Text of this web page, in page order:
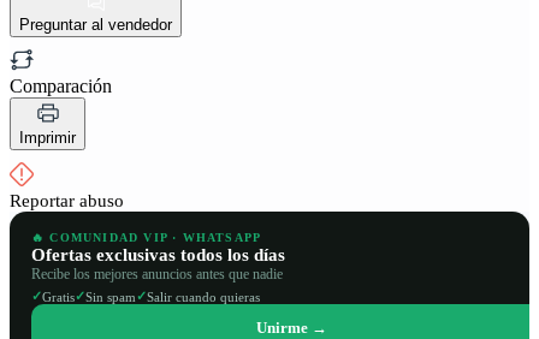
Preguntar al vendedor
Comparación
Imprimir
Reportar abuso
🔥 COMUNIDAD VIP · WHATSAPP
Ofertas exclusivas todos los días
Recibe los mejores anuncios antes que nadie
✓Gratis✓Sin spam✓Salir cuando quieras
Unirme →